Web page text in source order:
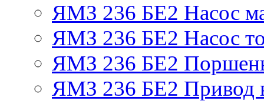
ЯМЗ 236 БЕ2 Насос
ЯМЗ 236 БЕ2 Насос
ЯМЗ 236 БЕ2
ЯМЗ 236 БЕ2 Привод